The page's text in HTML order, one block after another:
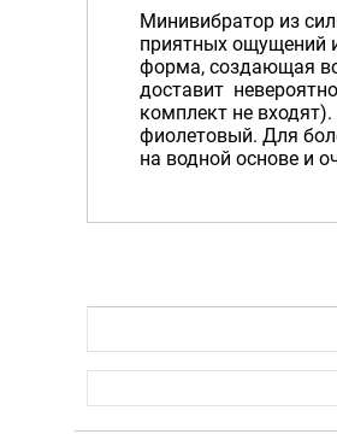
Минивибратор из
приятных ощущений
форма, создающая
доставит
комплект не
фиолетовый. Для
на водной основе и